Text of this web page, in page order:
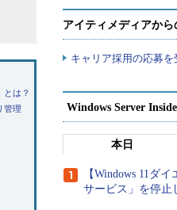
とは？
管理
アイティメディアか
キャリア採用の応募
Windows Server
本日
【Windows 11ダ
サービス」を停止